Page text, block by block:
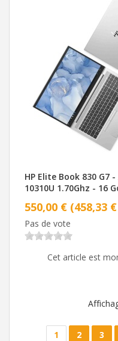
HP Elite Book 830 G7
10310U 1.70Ghz - 16
550,00 € (458,33
Pas de vote
Cet article est
1 2 3